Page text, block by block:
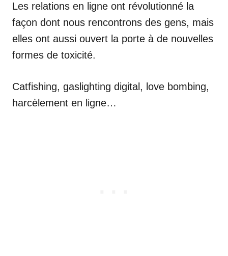
Les relations en ligne ont révolutionné la
façon dont nous rencontrons des gens, mais
elles ont aussi ouvert la porte à de nouvelles
formes de toxicité.
Catfishing, gaslighting digital, love bombing,
harcèlement en ligne…